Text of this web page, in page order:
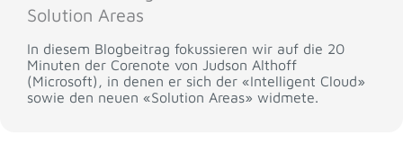
Solution Areas
In diesem Blogbeitrag fokussieren wir auf die 20
Minuten der Corenote von Judson Althoff
(Microsoft), in denen er sich der «Intelligent Cloud»
sowie den neuen «Solution Areas» widmete.